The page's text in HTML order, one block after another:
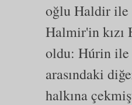
oğlu Haldir ile
Halmir'in
oldu: Húrin ile
arasındaki
halkına